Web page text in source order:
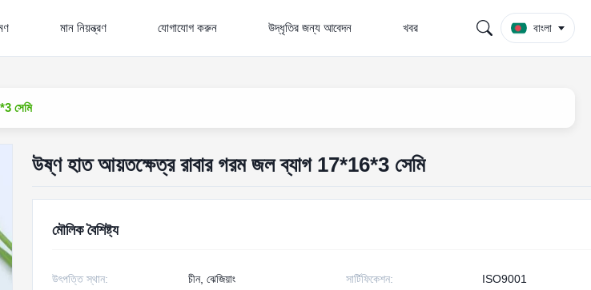
মান নিয়ন্ত্রণ যোগাযোগ করুন উদ্ধৃতির জন্য আবেদন খবর বাংলা
সেমি
উষ্ণ হাত আয়তক্ষেত্র রাবার গরম জল ব্যাগ 17*16*3 সেমি
মৌলিক বৈশিষ্ট্য
উৎপত্তি স্থান: চীন, ঝেজিয়াং সার্টিফিকেশন: ISO9001